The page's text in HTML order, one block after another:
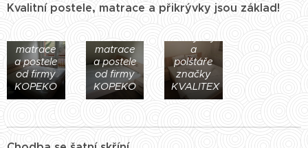
Kvalitní postele, matrace a přikrývky jsou základ!
matrace
a postele
od firmy
KOPEKO
matrace
a postele
od firmy
KOPEKO
a
polštáře
značky
KVALITEX